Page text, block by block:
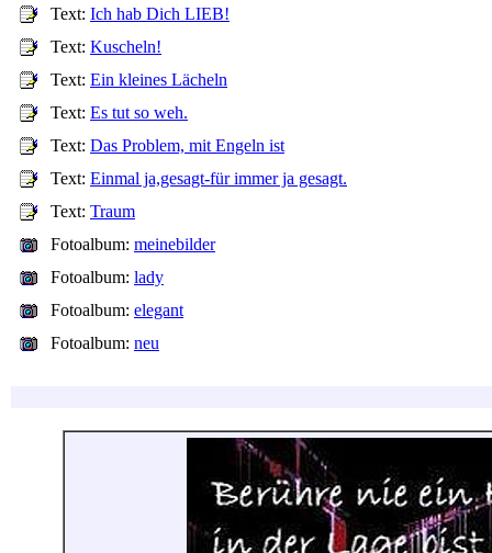
Text: Ich hab Dich LIEB!
Text: Kuscheln!
Text: Ein kleines Lächeln
Text: Es tut so weh.
Text: Das Problem, mit Engeln ist
Text: Einmal ja,gesagt-für immer ja gesagt.
Text: Traum
Fotoalbum: meinebilder
Fotoalbum: lady
Fotoalbum: elegant
Fotoalbum: neu